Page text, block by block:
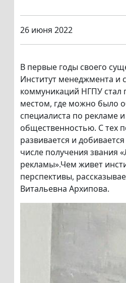
26 июня 2022
В первые годы своего
Институт менеджмента и
коммуникаций НГПУ стал
местом, где можно было
специалиста по рекламе
общественностью. С тех
развивается и
числе получения звания
рекламы».Чем живет
перспективы,
Витальевна Архипова.